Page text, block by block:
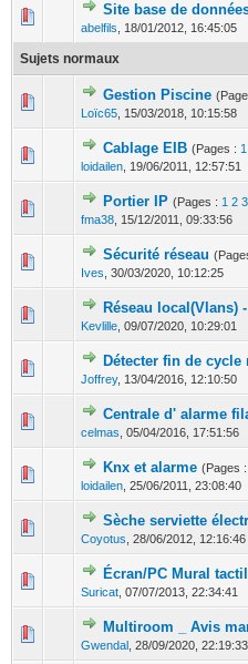
Site base de
abelfils 18/01/2012, 16:45:05
0 Votes - 0 sur 51
Sujets normaux
Gestion Piscine
Loïc65 15/03/2018, 10:15:58
0 Votes - 0 sur 5
1
Cablage EIB (Pages : 1
loidailen 19/06/2011, 12:57:51
0 Votes - 0 sur 512
Portier IP (Pages : 1 2 3
fma38 15/12/2011, 09:33:56
1 Votes -1 2
Sécurité réseau
Ives 30/03/2020, 10:12:25
0 Votes - 0 sur 51
Réseau
Kevlille 09/07/2020, 10:29:01
0 Votes - 0 sur 5
1 2
Détecter fin de cycle
Joffrey, 13/04/2016, 12:10:50
0 Votes - 0 sur 51 2
Centrale d' alarme
celmas 05/04/2016, 17:51:56
0 Votes - 0 sur 5
1
Knx et alarme (Pages :
loidailen 25/06/2011, 23:08:40
1 Votes -1 2
Sèche serviette
Coyotus 28/06/2012, 12:16:46
0 Votes - 0 sur 5
12
Écran/PC Mural
Suricat 07/07/2013, 22:34:41
1 Votes - 41
Multiroom _ Avis
Gwendal 28/09/2020, 22:19:33
0 Votes - 0 sur 512